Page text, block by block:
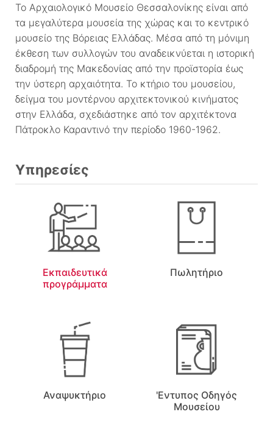
Το Αρχαιολογικό Μουσείο Θεσσαλονίκης είναι από
τα μεγαλύτερα μουσεία της χώρας και το κεντρικό
μουσείο της Βόρειας Ελλάδας. Μέσα από τη μόνιμη
έκθεση των συλλογών του αναδεικνύεται η ιστορική
διαδρομή της Μακεδονίας από την προϊστορία έως
την ύστερη αρχαιότητα. Το κτήριο του μουσείου,
δείγμα του μοντέρνου αρχιτεκτονικού κινήματος
στην Ελλάδα, σχεδιάστηκε από τον αρχιτέκτονα
Πάτροκλο Καραντινό την περίοδο 1960-1962.
Υπηρεσίες
Εκπαιδευτικά
προγράμματα
Πωλητήριο
Αναψυκτήριο
'Εντυπος Οδηγός
Μουσείου